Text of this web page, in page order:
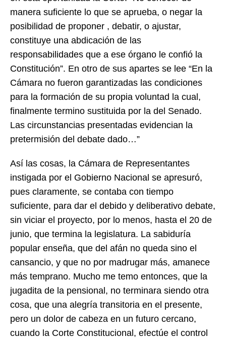
manera suficiente lo que se aprueba, o negar la
posibilidad de proponer , debatir, o ajustar,
constituye una abdicación de las
responsabilidades que a ese órgano le confió la
Constitución”. En otro de sus apartes se lee “En la
Cámara no fueron garantizadas las condiciones
para la formación de su propia voluntad la cual,
finalmente termino sustituida por la del Senado.
Las circunstancias presentadas evidencian la
pretermisión del debate dado…”
Así las cosas, la Cámara de Representantes
instigada por el Gobierno Nacional se apresuró,
pues claramente, se contaba con tiempo
suficiente, para dar el debido y deliberativo debate,
sin viciar el proyecto, por lo menos, hasta el 20 de
junio, que termina la legislatura. La sabiduría
popular enseña, que del afán no queda sino el
cansancio, y que no por madrugar más, amanece
más temprano. Mucho me temo entonces, que la
jugadita de la pensional, no terminara siendo otra
cosa, que una alegría transitoria en el presente,
pero un dolor de cabeza en un futuro cercano,
cuando la Corte Constitucional, efectúe el control